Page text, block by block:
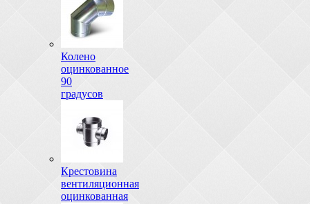
Колено
оцинкованное
90
градусов
Крестовина
вентиляционная
оцинкованная